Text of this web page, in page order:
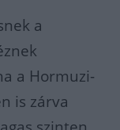
a
a Hormuzi-
is zárva